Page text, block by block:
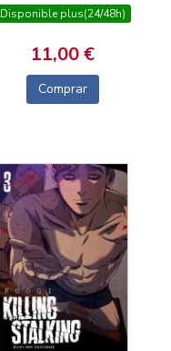
Disponible plus(24/48h)
11,00 €
Comprar